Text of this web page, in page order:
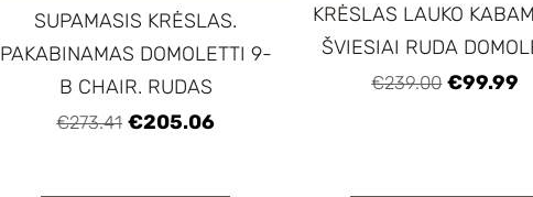
SUPAMASIS KRĖSLAS.
PAKABINAMAS DOMOLETTI 9-
B CHAIR. RUDAS
€273.41 €205.06
KRĖSLAS LAUKO
ŠVIESIAI RUDA
€239.00 €99.99